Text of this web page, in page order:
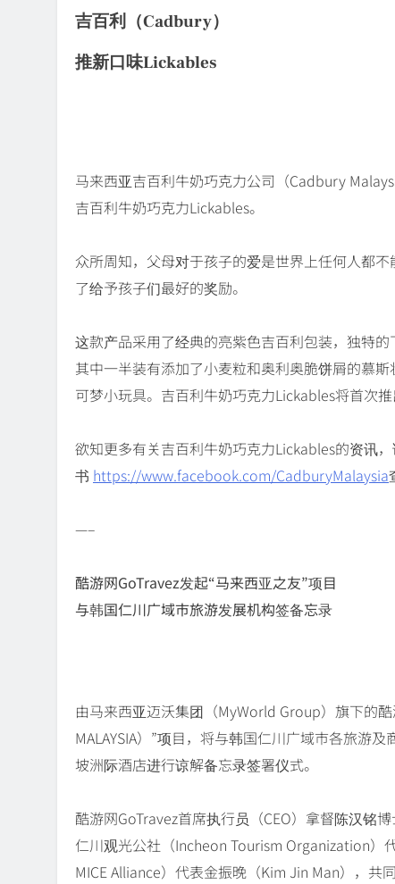
吉百利（Cadbury）
推新口味Lickables
马来西亚吉百利牛奶巧克力公司（Cadbury
吉百利牛奶巧克力Lickables。
众所周知，父母对于孩子的爱是世界上任何人都
了给予孩子们最好的奖励。
这款产品采用了经典的亮紫色吉百利包装，独特
其中一半装有添加了小麦粒和奥利奥脆饼屑的慕
可梦小玩具。吉百利牛奶巧克力Lickables将首次
欲知更多有关吉百利牛奶巧克力Lickables的资讯
书 https://www.facebook.com/CadburyMalaysia
—–
酷游网GoTravez发起“马来西亚之友”项目
与韩国仁川广域市旅游发展机构签备忘录
由马来西亚迈沃集团（MyWorld Group）旗下的
MALAYSIA）”项目，将与韩国仁川广域市各旅游
坡洲际酒店进行谅解备忘录签署仪式。
酷游网GoTravez首席执行员（CEO）拿督陈汉铭
仁川观光公社（Incheon Tourism Organization）
MICE Alliance）代表金振晚（Kim Jin Man），共